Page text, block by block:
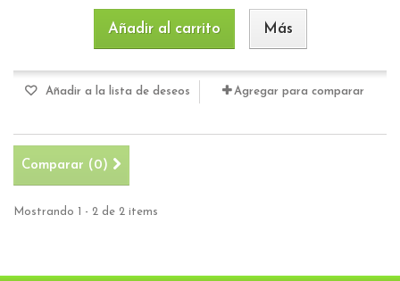
Añadir al carrito Más
Añadir a la lista de deseos Agregar para comparar
Comparar ( 0)
Mostrando 1 - 2 de 2 items